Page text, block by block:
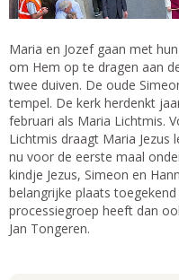
Maria en Jozef gaan met
om Hem op te dragen aan
twee duiven. De oude
tempel. De kerk herdenkt
februari als Maria Lichtmis.
Lichtmis draagt Maria Jezus
nu voor de eerste maal
kindje Jezus, Simeon en
belangrijke plaats
processiegroep heeft dan
Jan Tongeren.